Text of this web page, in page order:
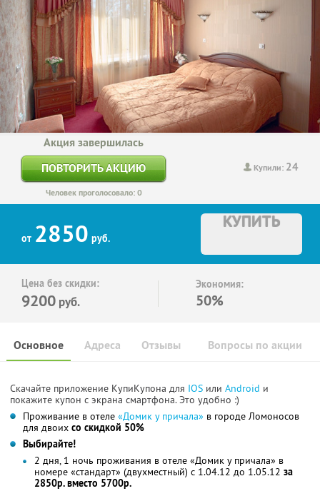
Купили: 24
Акция завершилась
ПОВТОРИТЬ АКЦИЮ
Человек проголосовало: 0
от 2850 руб.
КУПИТЬ
Цена без скидки:
9200 руб.
Экономия:
50%
Основное Отзывы Вопросы по акции
Адреса
Скачайте приложение КупиКупона для IOS или Android и
покажите купон с экрана смартфона. Это удобно :)
Проживание в отеле «Домик у причала» в городе Ломоносов
для двоих со скидкой 50%
Выбирайте!
2 дня, 1 ночь проживания в отеле «Домик у причала» в
номере «стандарт» (двухместный) с 1.04.12 до 1.05.12 за
2850р. вместо 5700р.